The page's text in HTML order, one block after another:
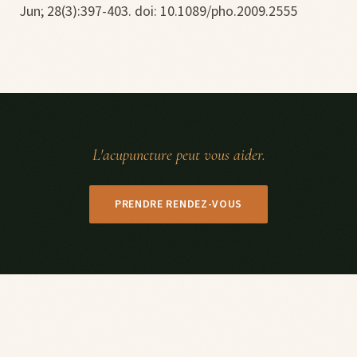
Jun; 28(3):397-403. doi: 10.1089/pho.2009.2555
L'acupuncture peut vous aider.
PRENDRE RENDEZ-VOUS